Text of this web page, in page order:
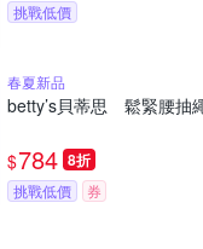
挑戰低價
春夏新品
betty’s貝蒂思 鬆緊腰抽
$784 8折
挑戰低價 券